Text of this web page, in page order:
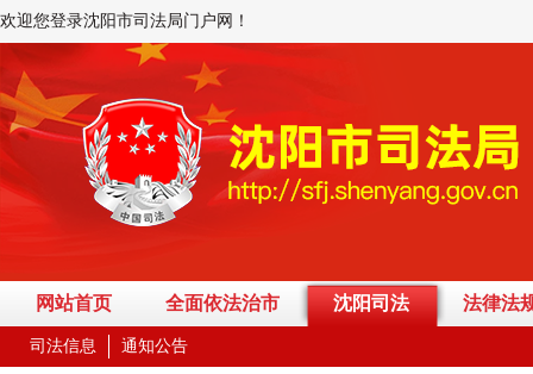
欢迎您登录沈阳市司法局门户网！
网站首页 全面依法治市 沈阳司法 法律法
司法信息 通知公告